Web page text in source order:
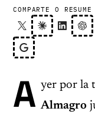
COMPARTE O
A yer por la
Almagro